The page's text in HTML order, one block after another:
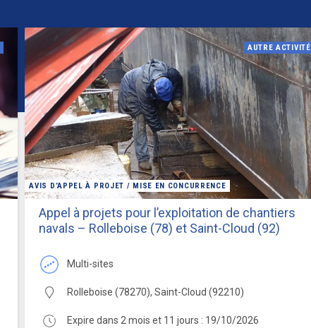
AUTRE ACTIVITÉ
AVIS D’APPEL À PROJET / MISE EN CONCURRENCE
Appel à projets pour l’exploitation de chantiers
navals – Rolleboise (78) et Saint-Cloud (92)
multi-sites
Rolleboise (78270), Saint-Cloud (92210)
Expire dans 2 mois et 11 jours : 19/10/2026